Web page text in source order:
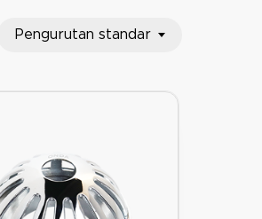
Pengurutan standar